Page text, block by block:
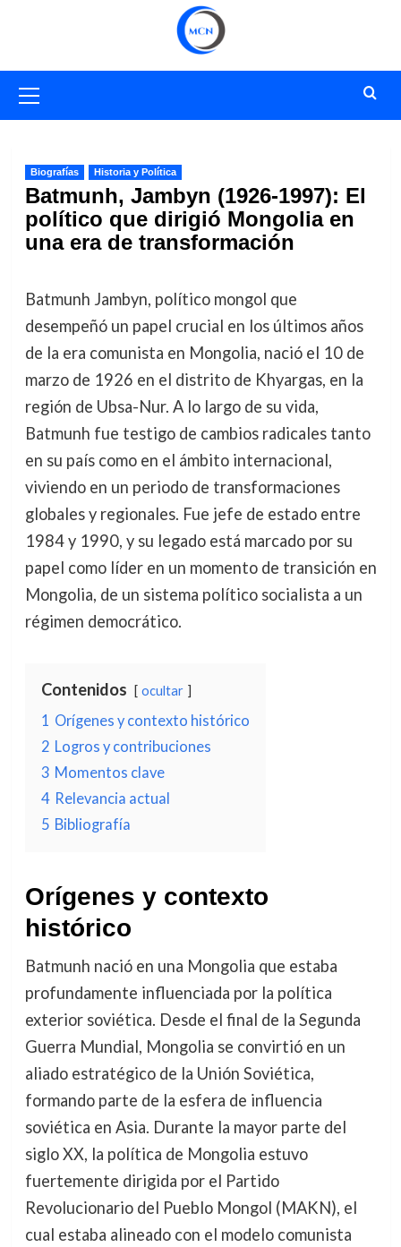
primario
Biografías Historia y Política
Batmunh, Jambyn (1926-1997): El
político que dirigió Mongolia en
una era de transformación
Batmunh Jambyn, político mongol que
desempeñó un papel crucial en los últimos años
de la era comunista en Mongolia, nació el 10 de
marzo de 1926 en el distrito de Khyargas, en la
región de Ubsa-Nur. A lo largo de su vida,
Batmunh fue testigo de cambios radicales tanto
en su país como en el ámbito internacional,
viviendo en un periodo de transformaciones
globales y regionales. Fue jefe de estado entre
1984 y 1990, y su legado está marcado por su
papel como líder en un momento de transición en
Mongolia, de un sistema político socialista a un
régimen democrático.
Contenidos ocultar
1 Orígenes y contexto histórico
2 Logros y contribuciones
3 Momentos clave
4 Relevancia actual
5 Bibliografía
Orígenes y contexto
histórico
Batmunh nació en una Mongolia que estaba
profundamente influenciada por la política
exterior soviética. Desde el final de la Segunda
Guerra Mundial, Mongolia se convirtió en un
aliado estratégico de la Unión Soviética,
formando parte de la esfera de influencia
soviética en Asia. Durante la mayor parte del
siglo XX, la política de Mongolia estuvo
fuertemente dirigida por el Partido
Revolucionario del Pueblo Mongol (MAKN), el
cual estaba alineado con el modelo comunista